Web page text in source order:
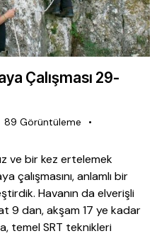
Çalışması 29-
89 Görüntüleme
ve bir kez ertelemek
çalışmasını, anlamlı bir
Havanın da elverişli
9 dan, akşam 17 ye kadar
temel SRT teknikleri